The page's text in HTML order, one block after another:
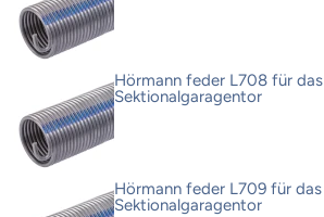
Hörmann feder L708 für das
Sektionalgaragentor
Hörmann feder L709 für das
Sektionalgaragentor